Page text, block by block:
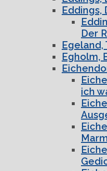
Eddings,
Der
Egeland,
Egholm,
ich